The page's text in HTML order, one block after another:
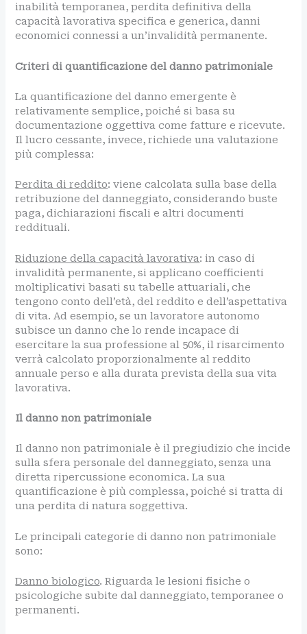
inabilità temporanea, perdita definitiva della
capacità lavorativa specifica e generica, danni
economici connessi a un’invalidità permanente.
Criteri di quantificazione del danno patrimoniale
La quantificazione del danno emergente è
relativamente semplice, poiché si basa su
documentazione oggettiva come fatture e ricevute.
Il lucro cessante, invece, richiede una valutazione
più complessa:
Perdita di reddito: viene calcolata sulla base della
retribuzione del danneggiato, considerando buste
paga, dichiarazioni fiscali e altri documenti
reddituali.
Riduzione della capacità lavorativa: in caso di
invalidità permanente, si applicano coefficienti
moltiplicativi basati su tabelle attuariali, che
tengono conto dell’età, del reddito e dell’aspettativa
di vita. Ad esempio, se un lavoratore autonomo
subisce un danno che lo rende incapace di
esercitare la sua professione al 50%, il risarcimento
verrà calcolato proporzionalmente al reddito
annuale perso e alla durata prevista della sua vita
lavorativa.
Il danno non patrimoniale
Il danno non patrimoniale è il pregiudizio che incide
sulla sfera personale del danneggiato, senza una
diretta ripercussione economica. La sua
quantificazione è più complessa, poiché si tratta di
una perdita di natura soggettiva.
Le principali categorie di danno non patrimoniale
sono:
Danno biologico. Riguarda le lesioni fisiche o
psicologiche subite dal danneggiato, temporanee o
permanenti.